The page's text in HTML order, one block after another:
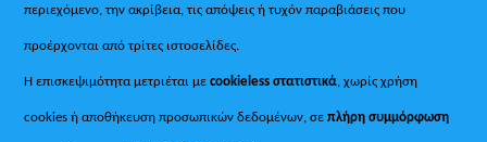
περιεχόμενο, την ακρίβεια, τις απόψεις ή τυχόν παραβιάσεις που
προέρχονται από τρίτες ιστοσελίδες.
Η επισκεψιμότητα μετριέται μεcookieless στατιστικά, χωρίς χρήση
cookies ή αποθήκευση προσωπικών δεδομένων, σεπλήρη συμμόρφωση